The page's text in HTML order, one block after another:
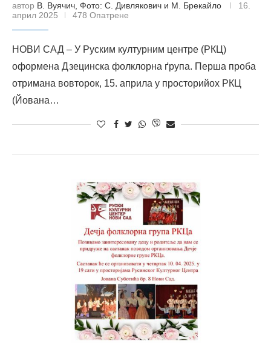
автор В. Вуячич, Фото: С. Дивлякович и М. Брекайло
16.
април 2025
478 Опатрене
НОВИ САД – У Руским културним центре (РКЦ)
оформена Дзецинска фолклорна ґрупа. Перша проба
отримана вовторок, 15. априла у просторийох РКЦ
(Йована…